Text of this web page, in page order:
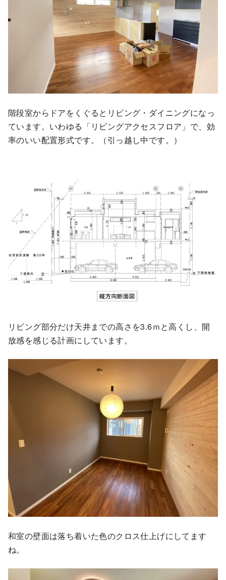
階段室からドアをくぐるとリビング・ダイニングになっ
ています。いわゆる「リビングアクセスフロア」で、効
率のいい配置形式です。（引っ越し中です。）
リビング部分だけ天井までの高さを3.6ｍと高くし、開
放感を感じる計画にしています。
和室の壁面は落ち着いた色のクロス仕上げにしてます
ね。